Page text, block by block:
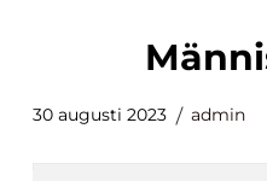
30 augusti 2023 admin